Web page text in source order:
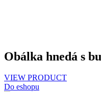
Obálka hnedá s
VIEW PRODUCT
Do eshopu